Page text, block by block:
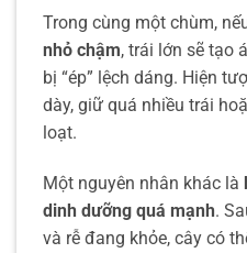
Trong cùng một chùm,
nhỏ chậm, trái lớn sẽ tạo
bị “ép” lệch dáng. Hiện
dày, giữ quá nhiều trái
loạt.
Một nguyên nhân khác là
dinh dưỡng quá mạnh.
và rễ đang khỏe, cây có